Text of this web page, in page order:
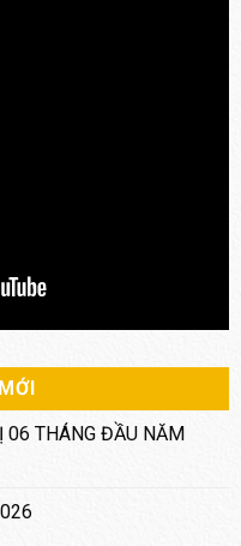
06 THÁNG ĐẦU NĂM